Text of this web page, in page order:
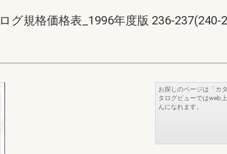
グ規格価格表_1996年度版 236-237(240-
お探しのページは「カ
タログビューではweb
んになれます。